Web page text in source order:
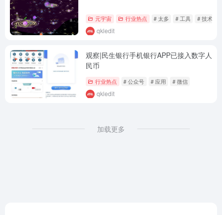
元宇宙 行业热点 # 太多 # 工具 # 技术
qkledit
观察|民生银行手机银行APP已接入数字人
民币
行业热点 # 公众号 # 应用 # 微信
qkledit
加载更多